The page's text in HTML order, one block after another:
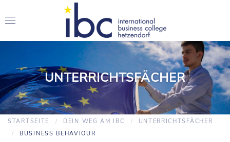
UNTERRICHTSFÄCHER
STARTSEITE DEIN WEG AM IBC
UNTERRICHTSFÄCHER
BUSINESS BEHAVIOUR